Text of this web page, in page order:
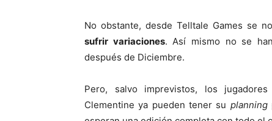
No obstante, desde Telltale Games se
sufrir variaciones. Así mismo no se
después de Diciembre.
Pero, salvo imprevistos, los
Clementine ya pueden tener su planning